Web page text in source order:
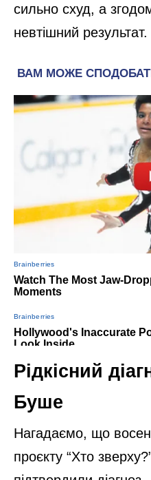
сильно схуд, а
невтішний результат.